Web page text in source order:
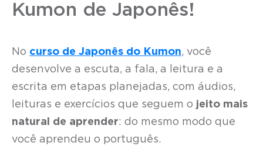
Kumon de Japonês!
No curso de Japonês do Kumon, você
desenvolve a escuta, a fala, a leitura e a
escrita em etapas planejadas, com áudios,
leituras e exercícios que seguem o jeito mais
natural de aprender: do mesmo modo que
você aprendeu o português.